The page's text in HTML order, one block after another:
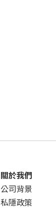
關於我們
公司背景
私隱政策